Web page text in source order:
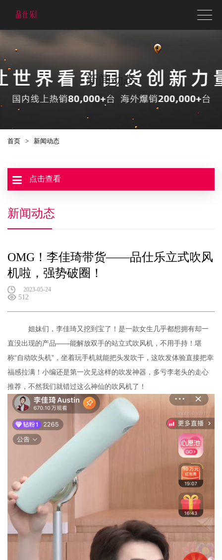
新闻动态
首页 > 新闻动态
点击查看
新闻动态
OMG！李佳琦带货——品仕乐立式吹风
机啦，强势破圈！
2023-05-24
512
姐妹们，李佳琦又挖到宝了！是一款女生几乎都想拥有却一
直没出现的产品——能解放双手的站立式吹风机，不用手持！堪
称“自动吹头机”，坐着玩手机就能把头发吹干，这吹发体验直接把幸
福感拉满！小编还是第一次见这样的吹发神器，多亏李老头的走心
推荐，不然我们就错过这么神仙的吹风机了！